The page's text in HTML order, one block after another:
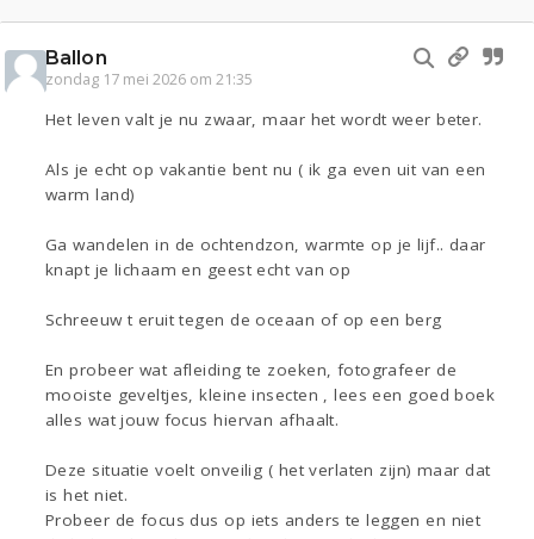
Ballon
zondag 17 mei 2026 om 21:35
Het leven valt je nu zwaar, maar het wordt weer beter.
Als je echt op vakantie bent nu ( ik ga even uit van een
warm land)
Ga wandelen in de ochtendzon, warmte op je lijf.. daar
knapt je lichaam en geest echt van op
Schreeuw t eruit tegen de oceaan of op een berg
En probeer wat afleiding te zoeken, fotografeer de
mooiste geveltjes, kleine insecten , lees een goed boek
alles wat jouw focus hiervan afhaalt.
Deze situatie voelt onveilig ( het verlaten zijn) maar dat
is het niet.
Probeer de focus dus op iets anders te leggen en niet